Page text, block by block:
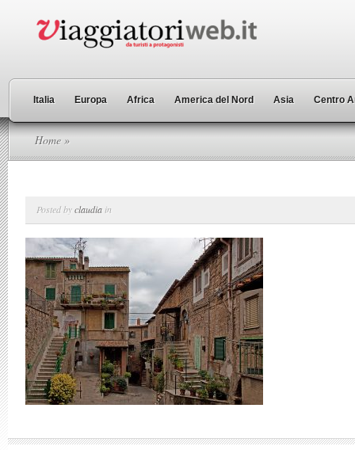
Italia Europa Africa America del Nord Asia Centro
Home »
Posted byclaudia in